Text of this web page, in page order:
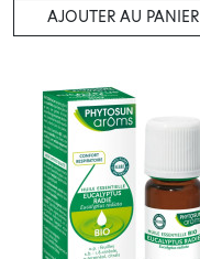
AJOUTER AU PANIER